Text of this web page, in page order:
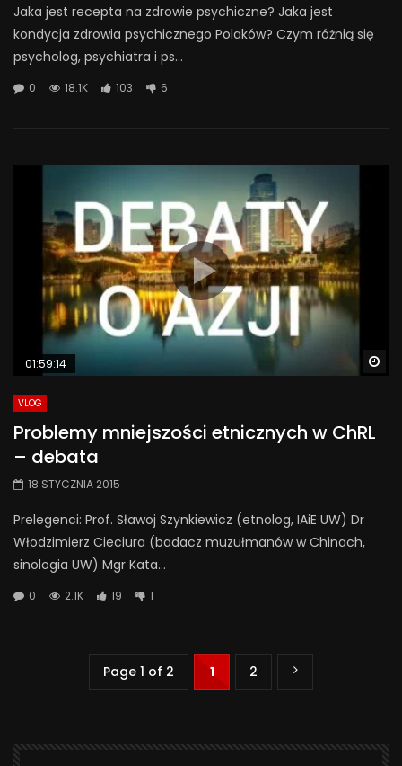
Jaka jest recepta na zdrowie psychiczne? Jaka jest
kondycja zdrowia psychicznego Polaków? Czym różnią się
psycholog, psychiatra i ps...
0 18.1K 103 6
01:59:14
VLOG
Problemy mniejszości etnicznych w ChRL
– debata
18 STYCZNIA 2015
Prelegenci: Prof. Sławoj Szynkiewicz (etnolog, IAiE UW) Dr
Włodzimierz Cieciura (badacz muzułmanów w Chinach,
sinologia UW) Mgr Kata...
0 2.1K 19 1
Page 1 of 2 1 2